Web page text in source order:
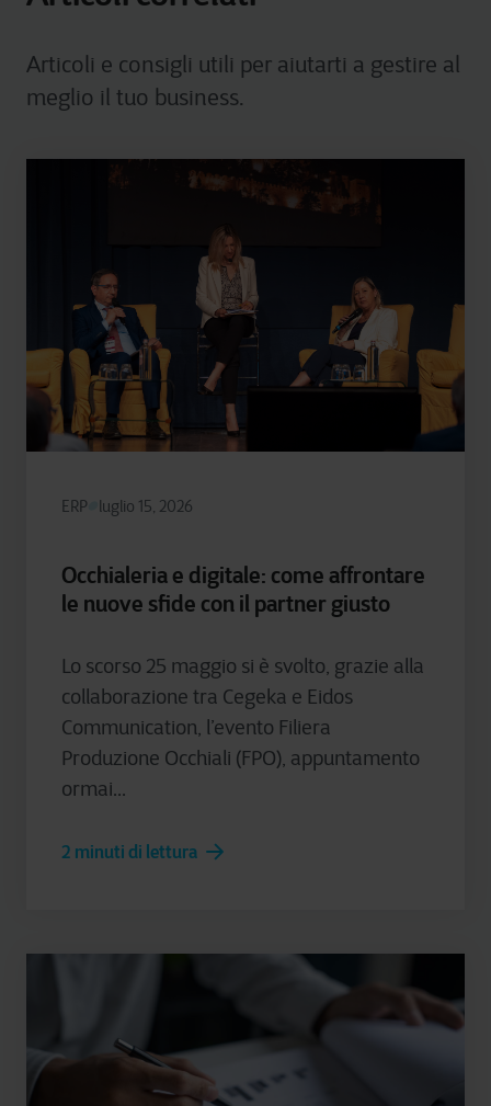
Articoli e consigli utili per aiutarti a gestire al
meglio il tuo business.
ERP luglio 15, 2026
Occhialeria e digitale: come affrontare
le nuove sfide con il partner giusto
Lo scorso 25 maggio si è svolto, grazie alla
collaborazione tra Cegeka e Eidos
Communication, l’evento Filiera
Produzione Occhiali (FPO), appuntamento
ormai...
2 minuti di lettura